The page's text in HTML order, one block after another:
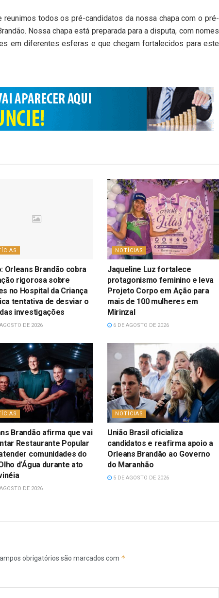
reunimos todos os pré-candidatos da nossa chapa com o pré-
Nossa chapa está preparada para a disputa, com nomes
em diferentes esferas e que chegam fortalecidos para este
Orleans Brandão cobra
rigorosa sobre
no Hospital da Criança
tentativa de desviar o
investigações
DE 2026
NOTÍCIAS
Jaqueline Luz fortalece
protagonismo feminino e leva
Projeto Corpo em Ação para
mais de 100 mulheres em
Mirinzal
6 DE AGOSTO DE 2026
Brandão afirma que vai
Restaurante Popular
comunidades do
d’Água durante ato
DE 2026
NOTÍCIAS
União Brasil oficializa
candidatos e reafirma apoio a
Orleans Brandão ao Governo
do Maranhão
5 DE AGOSTO DE 2026
obrigatórios são marcados com *